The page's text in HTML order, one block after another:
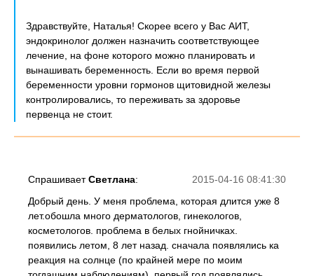
Здравствуйте, Наталья! Скорее всего у Вас АИТ,
эндокринолог должен назначить соответствующее
лечение, на фоне которого можно планировать и
вынашивать беременность. Если во время первой
беременности уровни гормонов щитовидной железы
контролировались, то переживать за здоровье
первенца не стоит.
2015-04-16 08:41:30
СпрашиваетСветлана:
Добрый день. У меня проблема, которая длится уже 8
лет.обошла много дерматологов, гинекологов,
косметологов. проблема в белых гнойничках.
появились летом, 8 лет назад. сначала появлялись ка
реакция на солнце (по крайней мере по моим